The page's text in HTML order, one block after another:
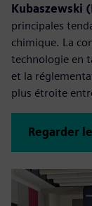
Kubaszewski
principales
chimique. La
technologie en
et la
plus étroite
Regarder